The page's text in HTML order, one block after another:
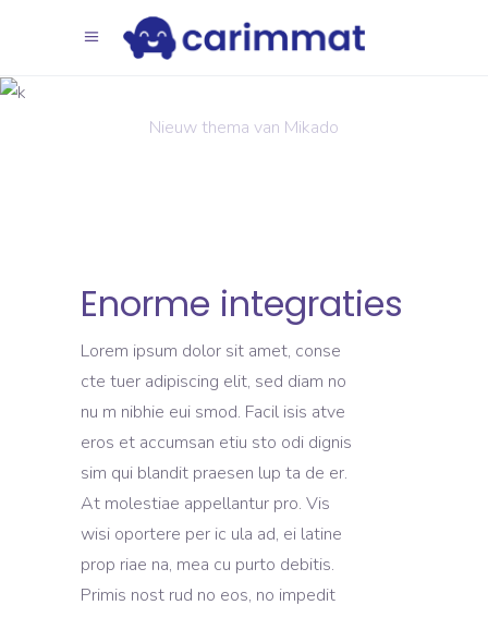
Inspiratie
Nieuw thema van Mikado
Enorme integraties
Lorem ipsum dolor sit amet, conse
cte tuer adipiscing elit, sed diam no
nu m nibhie eui smod. Facil isis atve
eros et accumsan etiu sto odi dignis
sim qui blandit praesen lup ta de er.
At molestiae appellantur pro. Vis
wisi oportere per ic ula ad, ei latine
prop riae na, mea cu purto debitis.
Primis nost rud no eos, no impedit